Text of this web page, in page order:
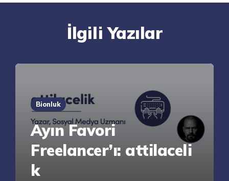
İlgili Yazılar
Bionluk
Ayın Favori
Freelancer’ı: attilaceli
k